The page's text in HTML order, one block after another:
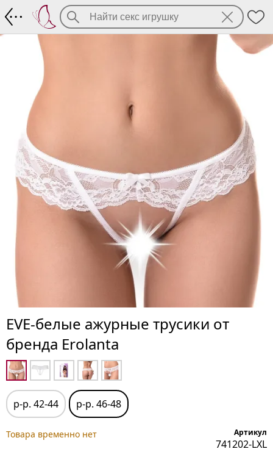
EVE-белые ажурные трусики от
бренда Erolanta
р-р. 42-44 р-р. 46-48
Товара временно нет Артикул
741202-LXL
EVE-белые ажурные трусики от